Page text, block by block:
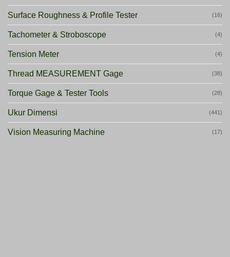
Surface Roughness & Profile Tester (16)
Tachometer & Stroboscope (4)
Tension Meter (4)
Thread MEASUREMENT Gage (38)
Torque Gage & Tester Tools (28)
Ukur Dimensi (441)
Vision Measuring Machine (17)